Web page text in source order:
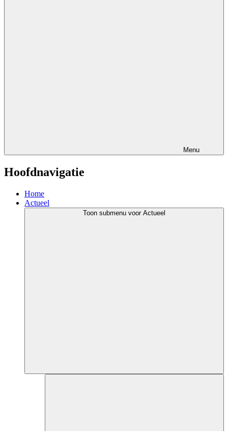
Menu
Hoofdnavigatie
Home
Actueel
Toon submenu voor Actueel